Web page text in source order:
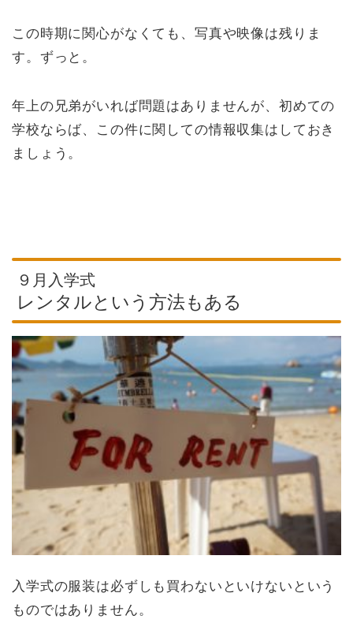
この時期に関心がなくても、写真や映像は残りま
す。ずっと。
年上の兄弟がいれば問題はありませんが、初めての
学校ならば、この件に関しての情報収集はしておき
ましょう。
９月入学式
レンタルという方法もある
入学式の服装は必ずしも買わないといけないという
ものではありません。